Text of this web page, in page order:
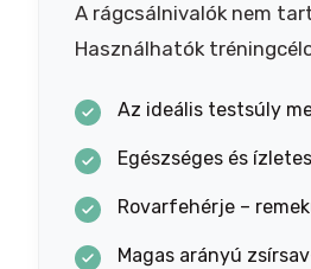
A rágcsálnivalók nem
Használhatók
Az ideális testsúly
Egészséges és
Rovarfehérje –
Magas arányú